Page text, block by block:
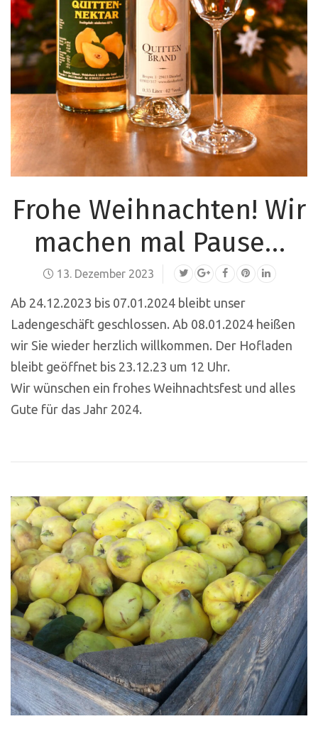
Frohe Weihnachten! Wir
machen mal Pause…
13. Dezember 2023
Ab 24.12.2023 bis 07.01.2024 bleibt unser
Ladengeschäft geschlossen. Ab 08.01.2024 heißen
wir Sie wieder herzlich willkommen. Der Hofladen
bleibt geöffnet bis 23.12.23 um 12 Uhr.
Wir wünschen ein frohes Weihnachtsfest und alles
Gute für das Jahr 2024.